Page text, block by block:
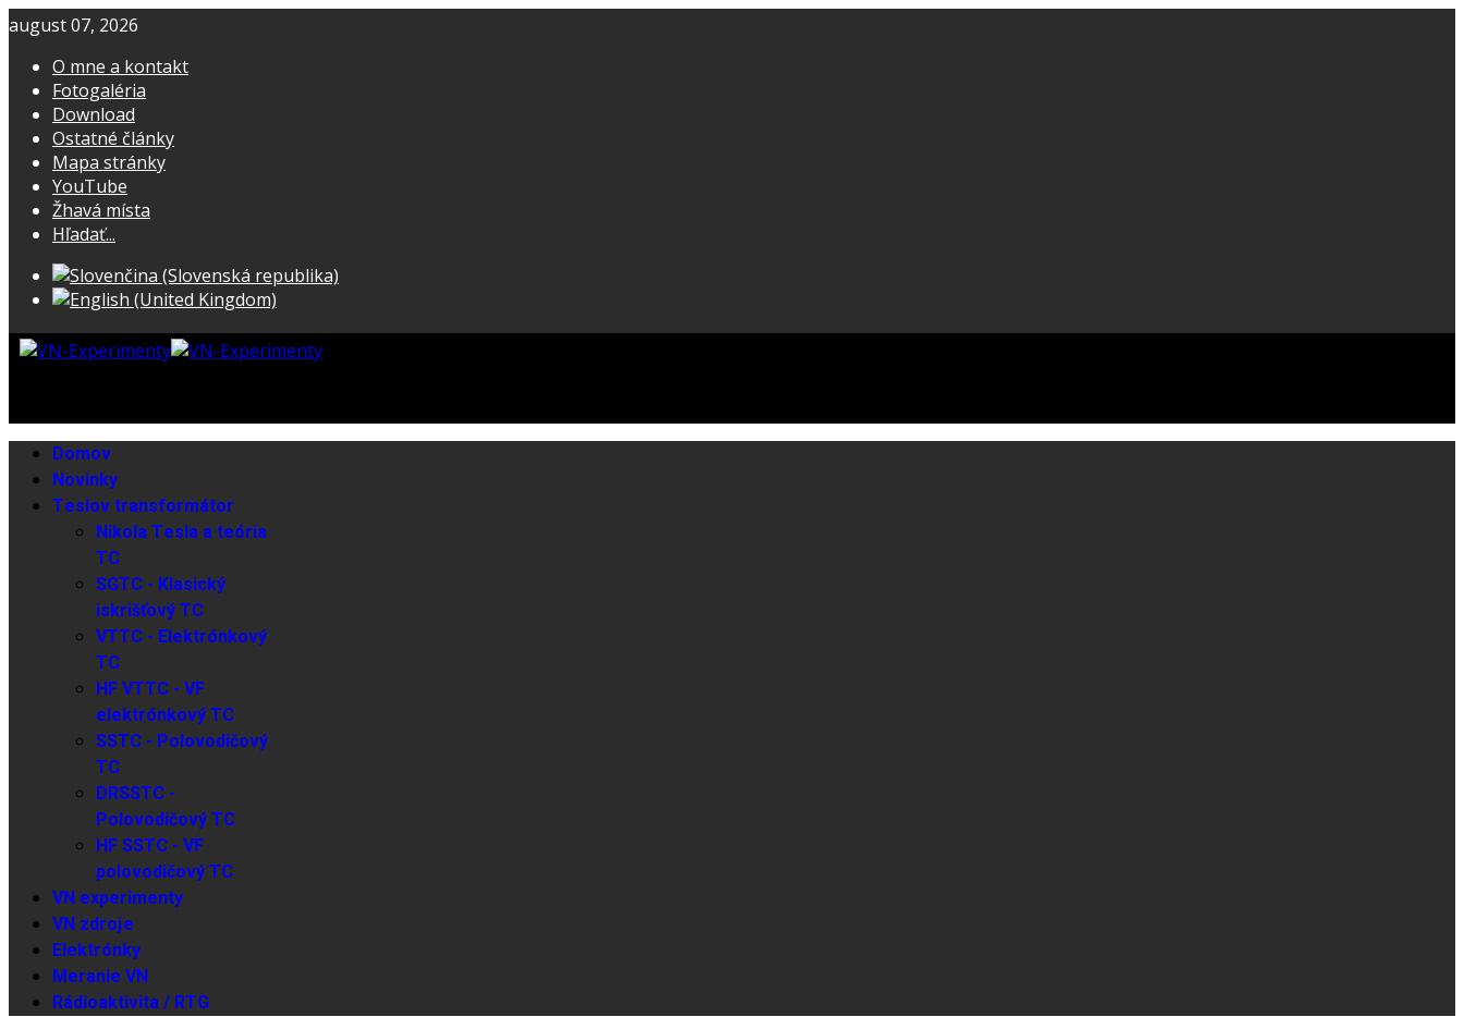
august 07, 2026
O mne a kontakt
Fotogaléria
Download
Ostatné články
Mapa stránky
YouTube
Žhavá místa
Hľadať...
Domov
Novinky
Teslov transformátor
Nikola Tesla a teória
TC
SGTC - Klasický
iskrišťový TC
VTTC - Elektrónkový
TC
HF VTTC - VF
elektrónkový TC
SSTC - Polovodičový
TC
DRSSTC -
Polovodičový TC
HF SSTC - VF
polovodičový TC
VN experimenty
VN zdroje
Elektrónky
Meranie VN
Rádioaktivita / RTG